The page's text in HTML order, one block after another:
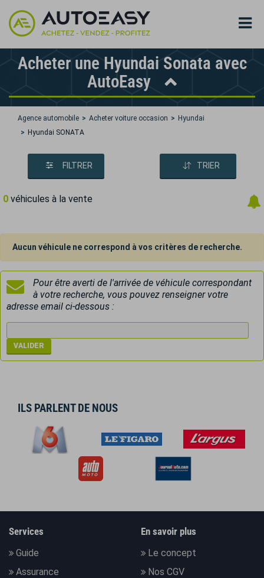
Acheter une Hyundai Sonata avec
AutoEasy
Agence automobile Acheter voiture occasion
Hyundai
Hyundai SONATA
FILTRER TRIER
0 véhicules à la vente
Aucun véhicule ne correspond à vos critères de recherche.
Pour être averti de l'arrivée de véhicule correspondant
à votre recherche, vous pouvez renseigner votre
adresse email ci-dessous :
ILS PARLENT DE NOUS
Services
Guide
Assurance
En savoir plus
Le concept
Nos CGV